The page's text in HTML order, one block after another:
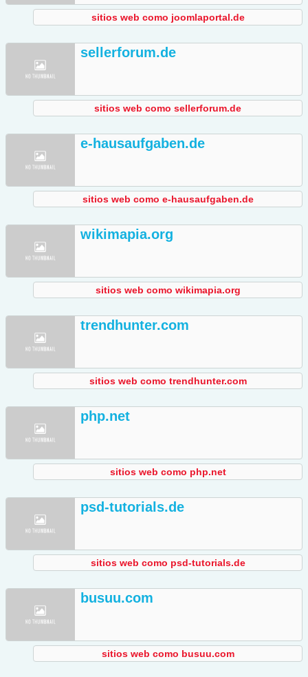
sitios web como joomlaportal.de
sellerforum.de
sitios web como sellerforum.de
e-hausaufgaben.de
sitios web como e-hausaufgaben.de
wikimapia.org
sitios web como wikimapia.org
trendhunter.com
sitios web como trendhunter.com
php.net
sitios web como php.net
psd-tutorials.de
sitios web como psd-tutorials.de
busuu.com
sitios web como busuu.com